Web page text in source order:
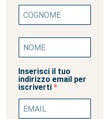
Inserisci il tuo
indirizzo email per
iscriverti